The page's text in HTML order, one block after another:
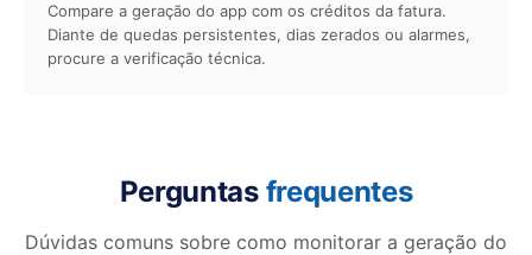
Compare a geração do app com os créditos da fatura.
Diante de quedas persistentes, dias zerados ou alarmes,
procure a verificação técnica.
Perguntas frequentes
Dúvidas comuns sobre como monitorar a geração do